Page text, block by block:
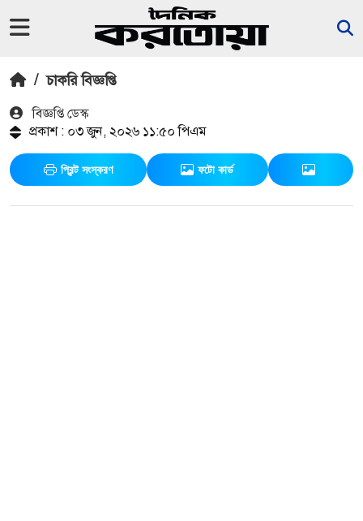
/ চাকরি বিজ্ঞপ্তি
বিজ্ঞপ্তি ডেস্ক
প্রকাশ : ০৩ জুন, ২০২৬ ১১:৫০ পিএম
প্রিন্ট সংস্করণ ফটো কার্ড